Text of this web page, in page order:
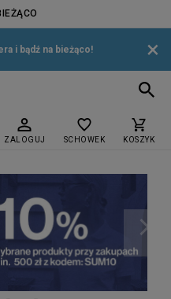
i bądź na bieżąco! ×
ZALOGUJ SCHOWEK KOSZYK